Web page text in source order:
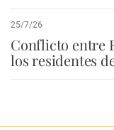
25/7/26
Conflicto entre
los residentes